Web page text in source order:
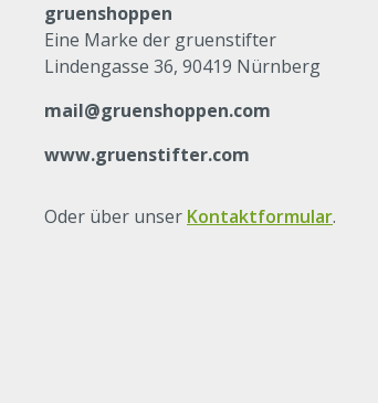
gruenshoppen
Eine Marke der gruenstifter
Lindengasse 36, 90419 Nürnberg
mail@gruenshoppen.com
www.gruenstifter.com
Oder über unser Kontaktformular.